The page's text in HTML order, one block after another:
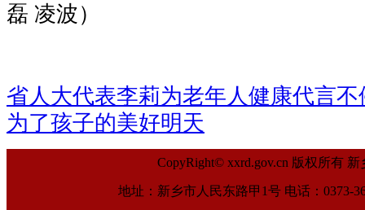
磊 凌波）
省人大代表李莉为老年人健康代言
为了孩子的美好明天
CopyRight© xxrd.gov.cn 版权所有
地址：新乡市人民东路甲1号 电话：0373-